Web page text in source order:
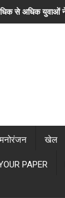
से अधिक युवाओं
मनोरंजन खेल
PAPER